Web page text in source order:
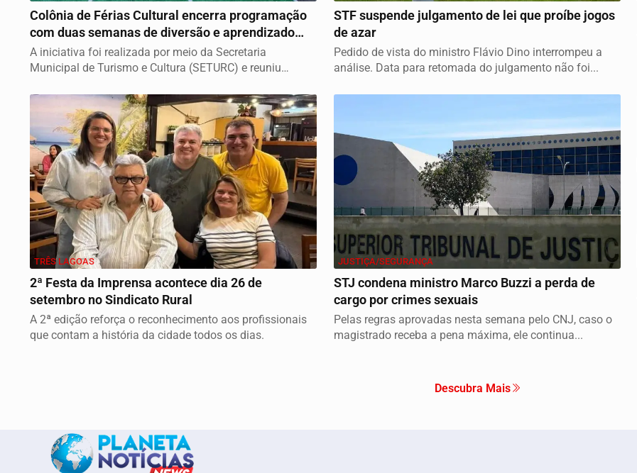
Colônia de Férias Cultural encerra programação
com duas semanas de diversão e aprendizado
em...
A iniciativa foi realizada por meio da Secretaria
Municipal de Turismo e Cultura (SETURC) e reuniu
STF suspende julgamento de lei que proíbe jogos
de azar
Pedido de vista do ministro Flávio Dino interrompeu a
análise. Data para retomada do julgamento não foi...
TRÊS LAGOAS
2ª Festa da Imprensa acontece dia 26 de
setembro no Sindicato Rural
A 2ª edição reforça o reconhecimento aos profissionais
que contam a história da cidade todos os dias.
JUSTIÇA/SEGURANÇA
STJ condena ministro Marco Buzzi a perda de
cargo por crimes sexuais
Pelas regras aprovadas nesta semana pelo CNJ, caso o
magistrado receba a pena máxima, ele continua...
Descubra Mais